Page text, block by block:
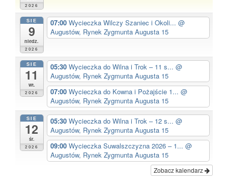
2026
SIE
9
niedz.
2026
07:00 Wycieczka Wilczy Szaniec i Okoli... @
Augustów, Rynek Zygmunta Augusta 15
SIE
11
wt.
2026
05:30 Wycieczka do Wilna i Trok – 11 s... @
Augustów, Rynek Zygmunta Augusta 15
07:00 Wycieczka do Kowna i Pożajście 1... @
Augustów, Rynek Zygmunta Augusta 15
SIE
12
śr.
2026
05:30 Wycieczka do Wilna i Trok – 12 s... @
Augustów, Rynek Zygmunta Augusta 15
09:00 Wycieczka Suwalszczyzna 2026 – 1... @
Augustów, Rynek Zygmunta Augusta 15
Zobacz kalendarz